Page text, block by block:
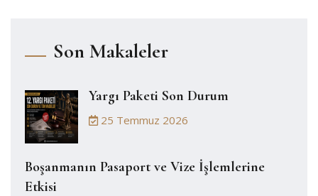
Son Makaleler
Yargı Paketi Son Durum
25 Temmuz 2026
Boşanmanın Pasaport ve Vize İşlemlerine
Etkisi